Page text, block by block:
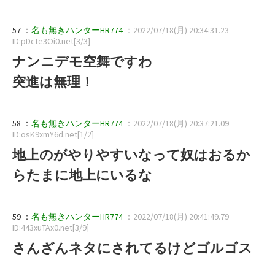
57 ： 名も無きハンターHR774 ：2022/07/18(月) 20:34:31.23
ID:pDcte3Oi0.net[3/3]
ナンニデモ空舞ですわ
突進は無理！
58 ： 名も無きハンターHR774 ：2022/07/18(月) 20:37:21.09
ID:osK9xmY6d.net[1/2]
地上のがやりやすいなって奴はおるか
らたまに地上にいるな
59 ： 名も無きハンターHR774 ：2022/07/18(月) 20:41:49.79
ID:443xuTAx0.net[3/9]
さんざんネタにされてるけどゴルゴス